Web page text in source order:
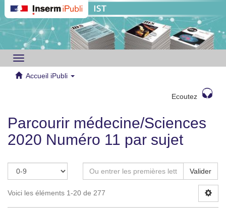
Toggle
navigation
Accueil iPubli
Ecoutez
Parcourir médecine/Sciences
2020 Numéro 11 par sujet
Valider
Voici les éléments 1-20 de 277